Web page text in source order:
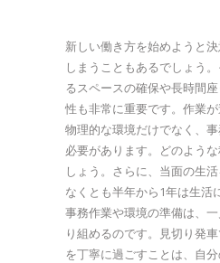
新しい働き方を始めようと
しまうこともあるでしょう
るスペースの確保や長時間
性も非常に重要です。作業
物理的な環境だけでなく、
必要があります。どのよう
しょう。さらに、当面の生
なくとも半年から1年は生活
事務作業や環境の準備は、
り組めるのです。見切り発
を丁寧に過ごすことは、自